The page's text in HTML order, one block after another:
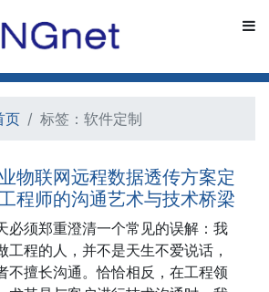
页 标签：软件定制
物联网远程数据透传方案定
程师的沟通艺术与技术桥梁
必须郑重澄清一个常见的误解：我
工程的人，并不是天生不爱说话，
不擅长沟通。恰恰相反，在工程领